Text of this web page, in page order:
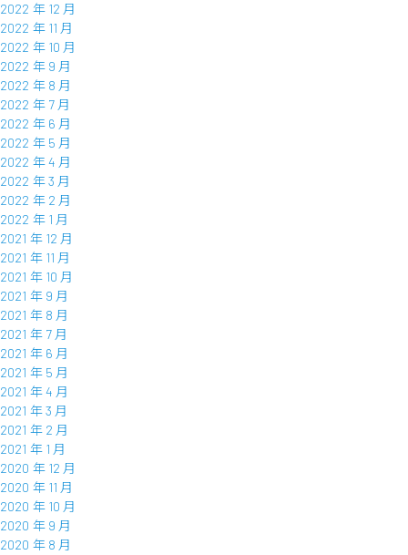
2022 年 12 月
2022 年 11 月
2022 年 10 月
2022 年 9 月
2022 年 8 月
2022 年 7 月
2022 年 6 月
2022 年 5 月
2022 年 4 月
2022 年 3 月
2022 年 2 月
2022 年 1 月
2021 年 12 月
2021 年 11 月
2021 年 10 月
2021 年 9 月
2021 年 8 月
2021 年 7 月
2021 年 6 月
2021 年 5 月
2021 年 4 月
2021 年 3 月
2021 年 2 月
2021 年 1 月
2020 年 12 月
2020 年 11 月
2020 年 10 月
2020 年 9 月
2020 年 8 月